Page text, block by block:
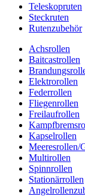
Teleskopruten
Steckruten
Rutenzubehör
Achsrollen
Baitcastrollen
Elektrorollen
Federrollen
Fliegenrollen
Freilaufrollen
Kapselrollen
Meeresrollen/
Multirollen
Spinnrollen
Stationärrollen